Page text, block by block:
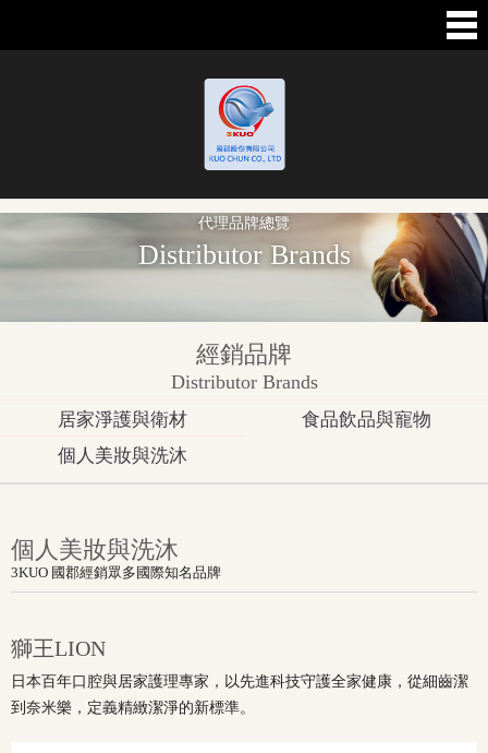
代理品牌總覽
Distributor Brands
經銷品牌
Distributor Brands
居家淨護與衛材
食品飲品與寵物
個人美妝與洗沐
個人美妝與洗沐
3KUO 國郡經銷眾多國際知名品牌
獅王LION
日本百年口腔與居家護理專家，以先進科技守護全家健康，從細齒潔
到奈米樂，定義精緻潔淨的新標準。